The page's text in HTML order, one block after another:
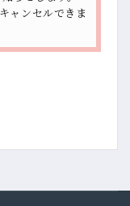
ャンセルできま